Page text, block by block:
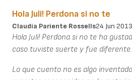
Hola Juli! Perdona si no te
Claudia Pariente Rossells24 Jun 2013
Hola Juli! Perdona si no te ha
caso tuviste suerte y fue diferente.
Lo que cuento no es algo